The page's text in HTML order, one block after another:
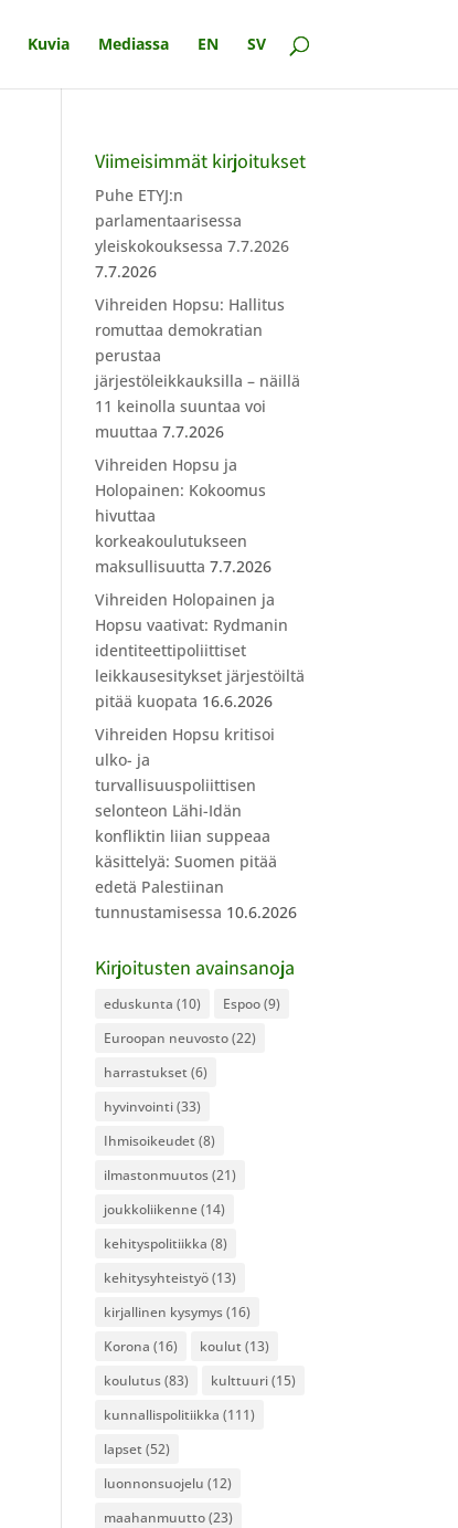
Kuvia Mediassa EN SV
Viimeisimmät kirjoitukset
Puhe ETYJ:n
parlamentaarisessa
yleiskokouksessa 7.7.2026
7.7.2026
Vihreiden Hopsu: Hallitus
romuttaa demokratian
perustaa
järjestöleikkauksilla – näillä
11 keinolla suuntaa voi
muuttaa 7.7.2026
Vihreiden Hopsu ja
Holopainen: Kokoomus
hivuttaa
korkeakoulutukseen
maksullisuutta 7.7.2026
Vihreiden Holopainen ja
Hopsu vaativat: Rydmanin
identiteettipoliittiset
leikkausesitykset järjestöiltä
pitää kuopata 16.6.2026
Vihreiden Hopsu kritisoi
ulko- ja
turvallisuuspoliittisen
selonteon Lähi-Idän
konfliktin liian suppeaa
käsittelyä: Suomen pitää
edetä Palestiinan
tunnustamisessa 10.6.2026
Kirjoitusten avainsanoja
eduskunta (10) Espoo(9)
Euroopan neuvosto(22)
harrastukset (6)
hyvinvointi(33)
Ihmisoikeudet (8)
ilmastonmuutos(21)
joukkoliikenne(14)
kehityspolitiikka (8)
kehitysyhteistyö(13)
kirjallinen kysymys(16)
Korona (16) koulut (13)
koulutus(83) kulttuuri(15)
kunnallispolitiikka (111)
lapset (52)
luonnonsuojelu (12)
maahanmuutto(23)